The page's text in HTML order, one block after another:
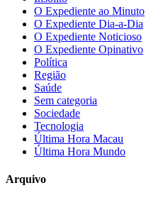
O Expediente ao Minuto
O Expediente Dia-a-Dia
O Expediente Noticioso
O Expediente Opinativo
Política
Região
Saúde
Sem categoria
Sociedade
Tecnologia
Última Hora Macau
Última Hora Mundo
Arquivo